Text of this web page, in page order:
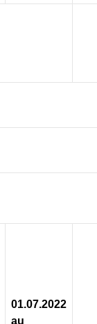
01.07.2022
au